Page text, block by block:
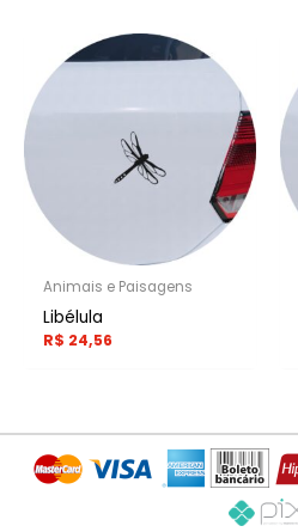
Animais e Paisagens
Libélula
R$ 24,56